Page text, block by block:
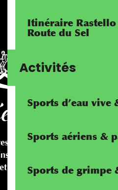
Itinéraire
Route du Sel
Activités
Sports d’eau vive
Sports aériens &
Sports de grimpe
cyclables
pédestres
Méditerranée